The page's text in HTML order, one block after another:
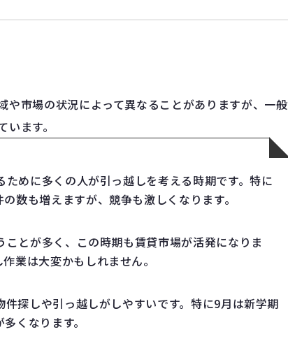
や市場の状況によって異なることがありますが、一般
ます。
めに多くの人が引っ越しを考える時期です。特に
数も増えますが、競争も激しくなります。
とが多く、この時期も賃貸市場が活発になりま
業は大変かもしれません。
探しや引っ越しがしやすいです。特に9月は新学期
くなります。